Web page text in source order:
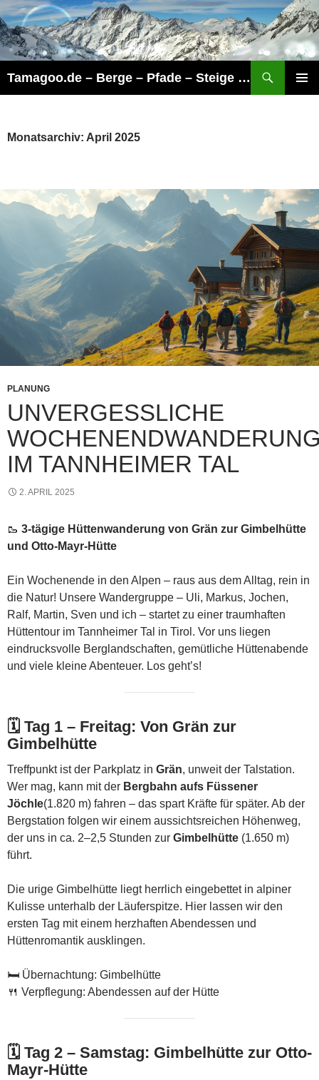
Zum
Inhalt
springen
Tamagoo.de – Berge – Pfade – Steige – Touren
Monatsarchiv: April 2025
PLANUNG
UNVERGESSLICHE
IM TANNHEIMER TAL
2. APRIL 2025
🥾 3-tägige Hüttenwanderung von Grän zur Gimbelhütte
und Otto-Mayr-Hütte
Ein Wochenende in den Alpen – raus aus dem Alltag, rein in
die Natur! Unsere Wandergruppe – Uli, Markus, Jochen,
Ralf, Martin, Sven und ich – startet zu einer traumhaften
Hüttentour im Tannheimer Tal in Tirol. Vor uns liegen
eindrucksvolle Berglandschaften, gemütliche Hüttenabende
und viele kleine Abenteuer. Los geht’s!
🗓️ Tag 1 – Freitag: Von Grän zur
Gimbelhütte
Treffpunkt ist der Parkplatz in Grän, unweit der Talstation.
Wer mag, kann mit der Bergbahn aufs Füssener
Jöchle(1.820 m) fahren – das spart Kräfte für später. Ab der
Bergstation folgen wir einem aussichtsreichen Höhenweg,
der uns in ca. 2–2,5 Stunden zur Gimbelhütte (1.650 m)
führt.
Die urige Gimbelhütte liegt herrlich eingebettet in alpiner
Kulisse unterhalb der Läuferspitze. Hier lassen wir den
ersten Tag mit einem herzhaften Abendessen und
Hüttenromantik ausklingen.
🛏️ Übernachtung: Gimbelhütte
🍴 Verpflegung: Abendessen auf der Hütte
🗓️ Tag 2 – Samstag: Gimbelhütte zur Otto-
Mayr-Hütte